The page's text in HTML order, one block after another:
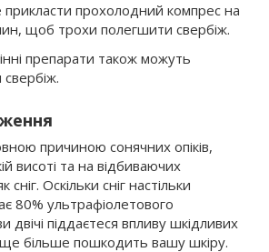
прохолодний компрес на
щоб трохи полегшити свербіж.
препарати також можуть
причиною сонячних опіків,
висоті та на відбиваючих
Оскільки сніг настільки
80% ультрафіолетового
двічі піддаєтеся впливу шкідливих
більше пошкодить вашу шкіру.